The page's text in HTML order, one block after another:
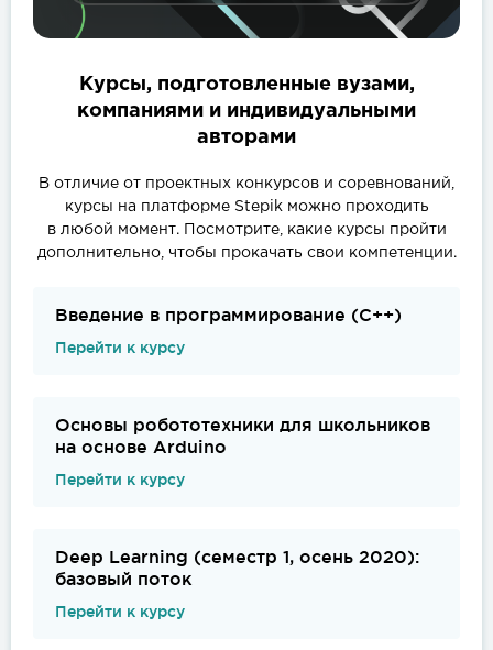
Курсы, подготовленные вузами,
компаниями и индивидуальными
авторами
В отличие от проектных конкурсов и соревнований,
курсы на платформе Stepik можно проходить
в любой момент. Посмотрите, какие курсы пройти
дополнительно, чтобы прокачать свои компетенции.
Введение в программирование (C++)
Перейти к курсу
Основы робототехники для школьников
на основе Arduino
Перейти к курсу
Deep Learning (семестр 1, осень 2020):
базовый поток
Перейти к курсу